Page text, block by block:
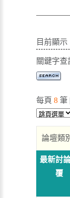
目前顯示
關鍵字查
每頁 8 筆
論壇類
最新討
覆